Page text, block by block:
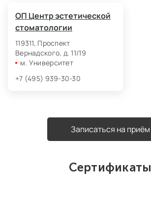
ОП Центр эстетической
стоматологии
119311, Проспект
Вернадского, д. 11/19
м. Университет
+7 (495) 939-30-30
Записаться на приём
Сертификаты